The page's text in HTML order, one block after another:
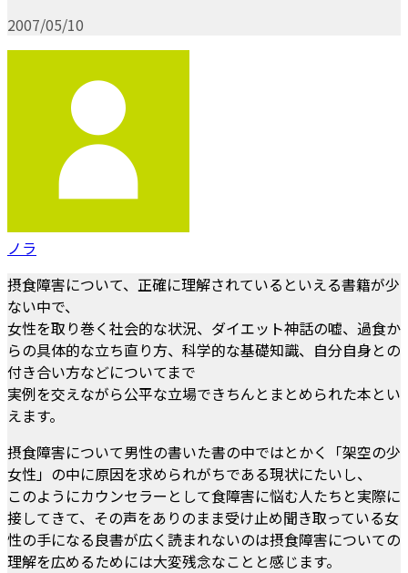
2007/05/10
ノラ
摂食障害について、正確に理解されているといえる書籍が少
ない中で、
女性を取り巻く社会的な状況、ダイエット神話の嘘、過食か
らの具体的な立ち直り方、科学的な基礎知識、自分自身との
付き合い方などについてまで
実例を交えながら公平な立場できちんとまとめられた本とい
えます。
摂食障害について男性の書いた書の中ではとかく「架空の少
女性」の中に原因を求められがちである現状にたいし、
このようにカウンセラーとして食障害に悩む人たちと実際に
接してきて、その声をありのまま受け止め聞き取っている女
性の手になる良書が広く読まれないのは摂食障害についての
理解を広めるためには大変残念なことと感じます。